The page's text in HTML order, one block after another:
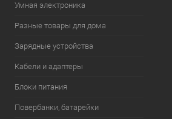
Умная электроника
Разные товары для дома
Зарядные устройства
Кабели и адаптеры
Блоки питания
Повербанки, батарейки